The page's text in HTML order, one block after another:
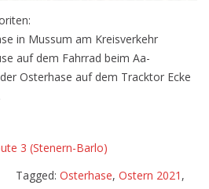
in Mussum am Kreisverkehr
auf dem Fahrrad beim Aa-
Osterhase auf dem Tracktor Ecke
3 (Stenern-Barlo)
Tagged: Osterhase, Ostern 2021 ,